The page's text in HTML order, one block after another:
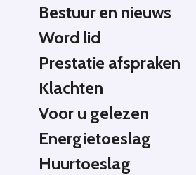
Bestuur en nieuws
Word lid
Prestatie afspraken
Klachten
Voor u gelezen
Energietoeslag
Huurtoeslag